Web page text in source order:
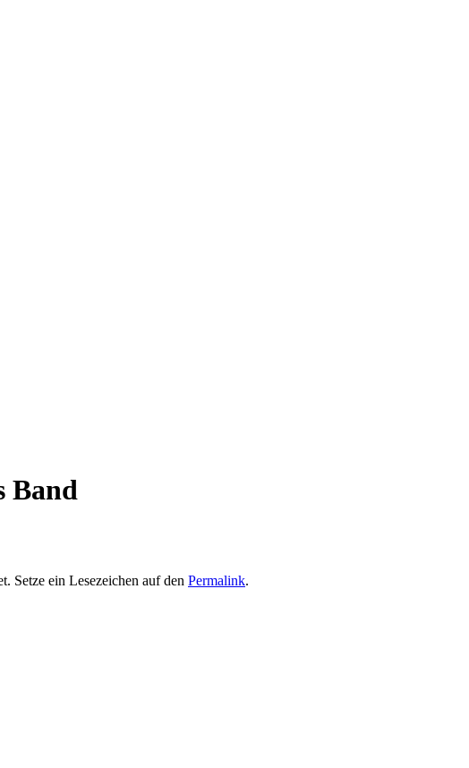
Band
Setze ein Lesezeichen auf den Permalink.